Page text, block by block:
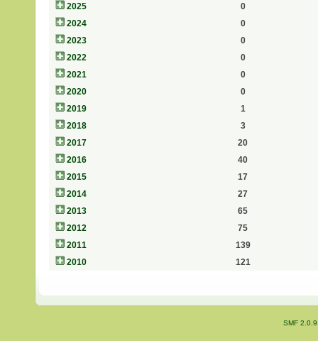
2025
0
2024
0
2023
0
2022
0
2021
0
2020
0
2019
1
2018
3
2017
20
2016
40
2015
17
2014
27
2013
65
2012
75
2011
139
2010
121
SMF 2.0.9